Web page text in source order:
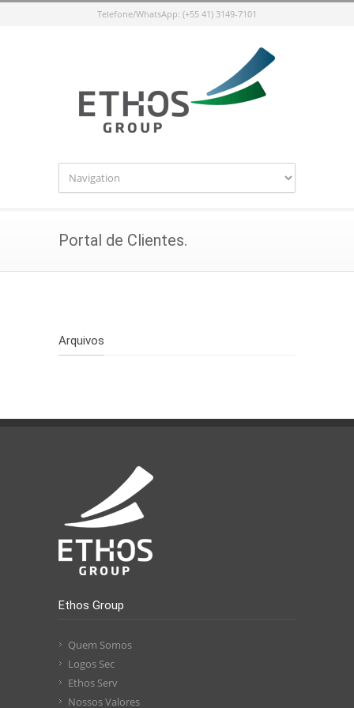
Telefone/WhatsApp: (+55 41) 3149-7101
Portal de Clientes.
Arquivos
Ethos Group
Quem Somos
Logos Sec
Ethos Serv
Nossos Valores